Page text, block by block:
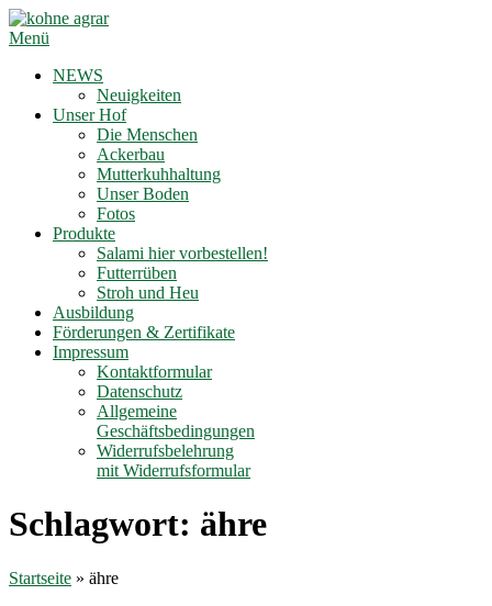
Zum
Inhalt
Menü
NEWS
Neuigkeiten
Unser Hof
Die Menschen
Ackerbau
Mutterkuhhaltung
Unser Boden
Fotos
Produkte
Salami hier vorbestellen!
Futterrüben
Stroh und Heu
Ausbildung
Förderungen & Zertifikate
Impressum
Kontaktformular
Datenschutz
Allgemeine
Geschäftsbedingungen
Widerrufsbelehrung
mit Widerrufsformular
Schlagwort: ähre
Startseite » ähre